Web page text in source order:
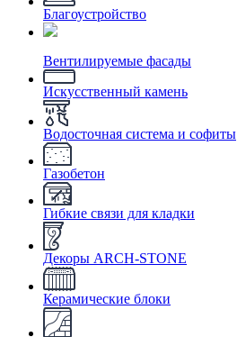
Благоустройство
Вентилируемые фасады
Искусственный камень
Водосточная система и софиты
Газобетон
Гибкие связи для кладки
Декоры ARCH-STONE
Керамические блоки